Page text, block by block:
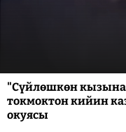
"Сүйлөшкөн кызына
токмоктон кийин
окуясы